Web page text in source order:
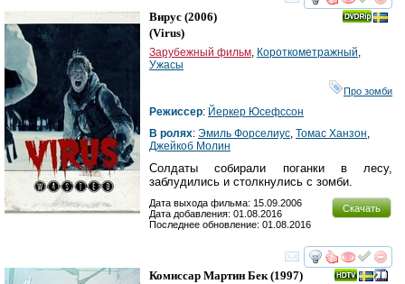
смотреть
Вирус (2006)
(Virus)
Зарубежный фильм Короткометражный
Ужасы
Про зомби
Режиссер: Йеркер Юсефссон
В ролях: Эмиль Форселиус Томас Ханзон
Джейкоб Молин
Солдаты собирали поганки в лесу,
заблудились и столкнулись с зомби.
Скачать
Дата выхода фильма: 15.09.2006
Дата добавления: 01.08.2016
Последнее обновление: 01.08.2016
смотреть
Комиссар Мартин Бек(1997)